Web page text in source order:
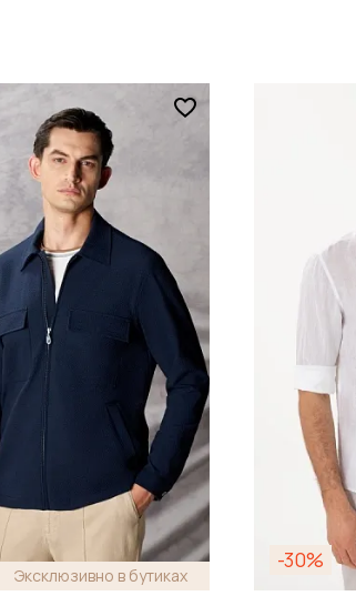
Эксклюзивно в бутиках
-30%